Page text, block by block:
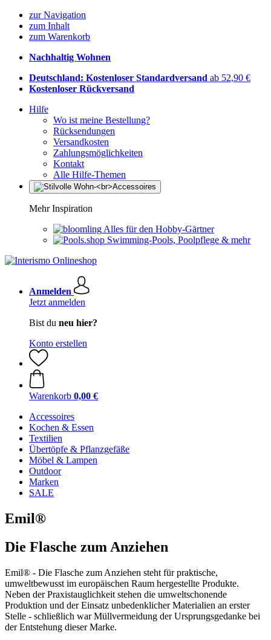
zur Navigation
zum Inhalt
zum Warenkorb
Nachhaltig Wohnen
Deutschland: Kostenloser Standardversand ab 52,90 €
Kostenloser Rückversand
Hilfe
Wo ist meine Bestellung?
Rücksendungen
Versandkosten
Zahlungsmöglichkeiten
Kontakt
Alle Hilfe-Themen
Mehr Inspiration
Alles für den Hobby-Gärtner
Swimming-Pools, Poolpflege & mehr
Anmelden
Jetzt anmelden
Bist du neu hier?
Konto erstellen
Warenkorb 0,00 €
Accessoires
Kochen & Essen
Textilien
Übertöpfe & Pflanzgefäße
Möbel & Lampen
Outdoor
Marken
SALE
Emil®
Die Flasche zum Anziehen
Emil® - Die Flasche zum Anziehen steht für praktische,
umweltbewusst im europäischen Raum hergestellte Produkte.
Neben der Praxistauglichkeit stehen die umweltschonende
Produktion und der Einsatz unbedenklicher Materialien an erster
Stelle - schließlich war Müllvermeidung der Ursprungsgedanke bei
der Entstehung dieser Marke.